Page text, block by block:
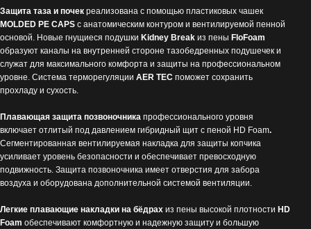
Защита таза и почек реализована с помощью пластиковых чашек
MOLDED PE CAPS с анатомическим контуром и вентилируемой пенной
основой. Новые гнущиеся подушки Kidney Break из пены FloFoam
образуют каналы на внутренней стороне тазобедренных подушечек и
служат для максимального комфорта и защиты на профессиональном
уровне. Система терморегуляции AER TEC поможет сохранить
прохладу и сухость.
Плавающая защита позвоночника профессионального уровня
включает отлитый под давлением гибридный щит с пеной HD Foam.
Сегментированная вентилируемая накладка для защиты копчика
усиливает уровень безопасности и обеспечивает превосходную
подвижность. Защита позвоночника имеет отверстия для забора
воздуха и оборудована дополнительной системой вентиляции.
Легкие плавающие накладки на бёдрах из пены высокой плотности HD
Foam обеспечивают комфортную и надежную защиту и большую